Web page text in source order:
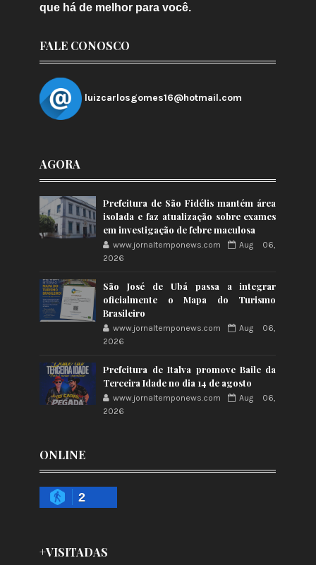
que há de melhor para você.
FALE CONOSCO
luizcarlosgomes16@hotmail.com
AGORA
Prefeitura de São Fidélis mantém área
isolada e faz atualização sobre exames
em investigação de febre maculosa
www.jornaltemponews.com
Aug 06,
2026
São José de Ubá passa a integrar
oficialmente o Mapa do Turismo
Brasileiro
www.jornaltemponews.com
Aug 06,
2026
Prefeitura de Italva promove Baile da
Terceira Idade no dia 14 de agosto
www.jornaltemponews.com
Aug 06,
2026
ONLINE
2
+VISITADAS